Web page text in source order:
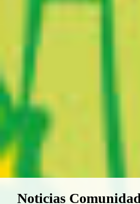
Boletín Noticias
Noticias